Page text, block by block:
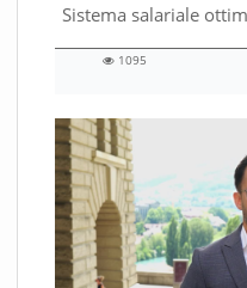
Sistema salariale
00:56 duration
1095